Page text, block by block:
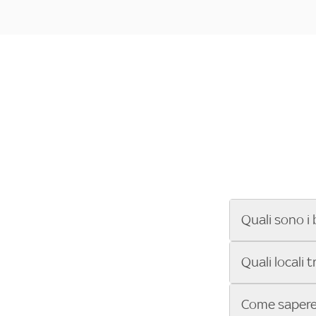
Quali sono i
Se cerchi un
ENILIVE, la
Sky Bar ti
Quali locali
Vuoi sapere
Come